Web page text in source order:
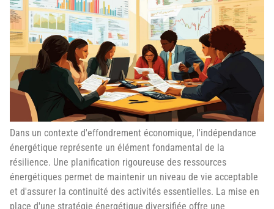
Dans un contexte d'effondrement économique, l'indépendance
énergétique représente un élément fondamental de la
résilience. Une planification rigoureuse des ressources
énergétiques permet de maintenir un niveau de vie acceptable
et d'assurer la continuité des activités essentielles. La mise en
place d'une stratégie énergétique diversifiée offre une